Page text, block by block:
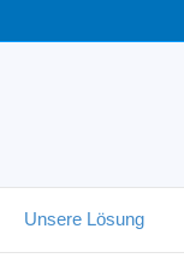
Unsere Lösung